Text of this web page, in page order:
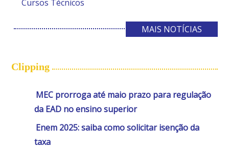
Cursos Técnicos
MAIS NOTÍCIAS
Clipping
MEC prorroga até maio prazo para regulação
da EAD no ensino superior
Enem 2025: saiba como solicitar isenção da
taxa